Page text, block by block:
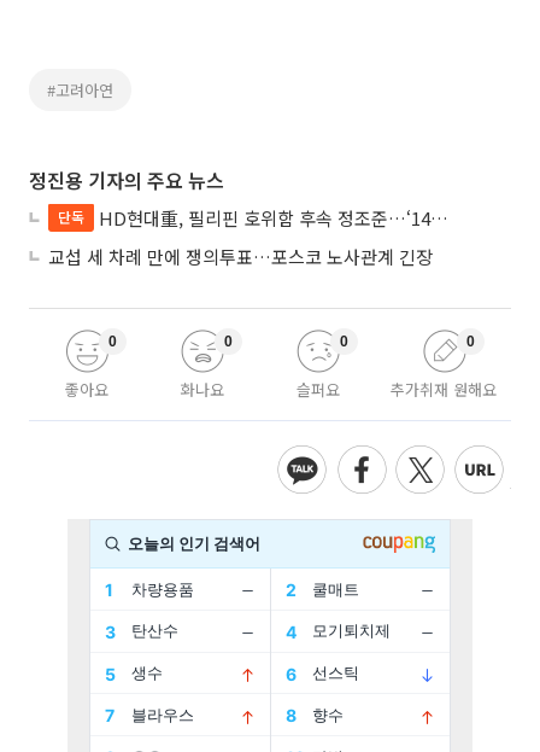
#고려아연
정진용 기자의 주요 뉴스
단독
HD현대重, 필리핀 호위함 후속 정조준…‘14척+α’ 싹쓸이 노린다
교섭 세 차례 만에 쟁의투표…포스코 노사관계 긴장
좋아요
0
화나요
0
슬퍼요
0
추가취재 원해요
0